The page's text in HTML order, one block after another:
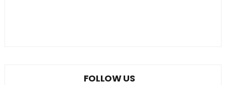
FOLLOW US